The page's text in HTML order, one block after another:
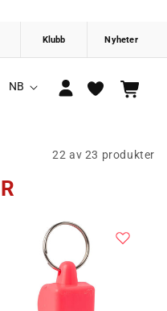
S
NB
inn
Handlekurv
22 av 23 produkter